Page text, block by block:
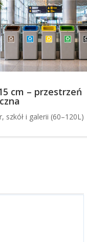
cm – przestrzeń
szkół i galerii (60–120L)